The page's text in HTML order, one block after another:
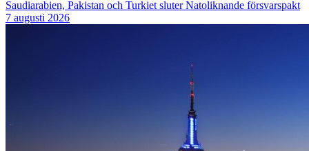
Saudiarabien, Pakistan och Turkiet sluter Natoliknande försvarspakt
7 augusti 2026